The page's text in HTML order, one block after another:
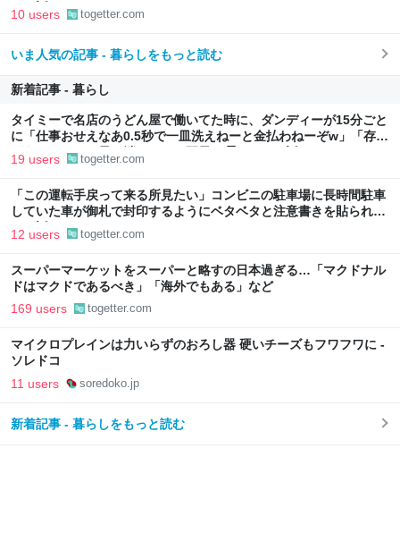
いた話
10 users togetter.com
いま人気の記事 - 暮らしをもっと読む
新着記事 - 暮らし
タイミーで名店のうどん屋で働いてた時に、ダンディーが15分ごと
に「仕事おせえなあ0.5秒で一皿洗えねーと金払わねーぞw」「存在
がうぜえんだよ早く消えろ」と耳元に囁いてきた話
19 users togetter.com
「この運転手戻って来る所見たい」コンビニの駐車場に長時間駐車
していた車が御札で封印するようにベタベタと注意書きを貼られて
いた話
12 users togetter.com
スーパーマーケットをスーパーと略すの日本過ぎる…「マクドナル
ドはマクドであるべき」「海外でもある」など
169 users togetter.com
マイクロプレインは力いらずのおろし器 硬いチーズもフワフワに -
ソレドコ
11 users soredoko.jp
新着記事 - 暮らしをもっと読む